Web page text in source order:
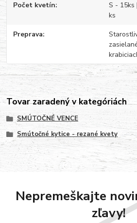
Počet kvetín
S - 15ks
ks
Preprava
Tovar zaradený v kategóriách
SMÚTOČNÉ VENCE
Smútočné kytice - rezané kvety
Nepremeškajte
zľavy!